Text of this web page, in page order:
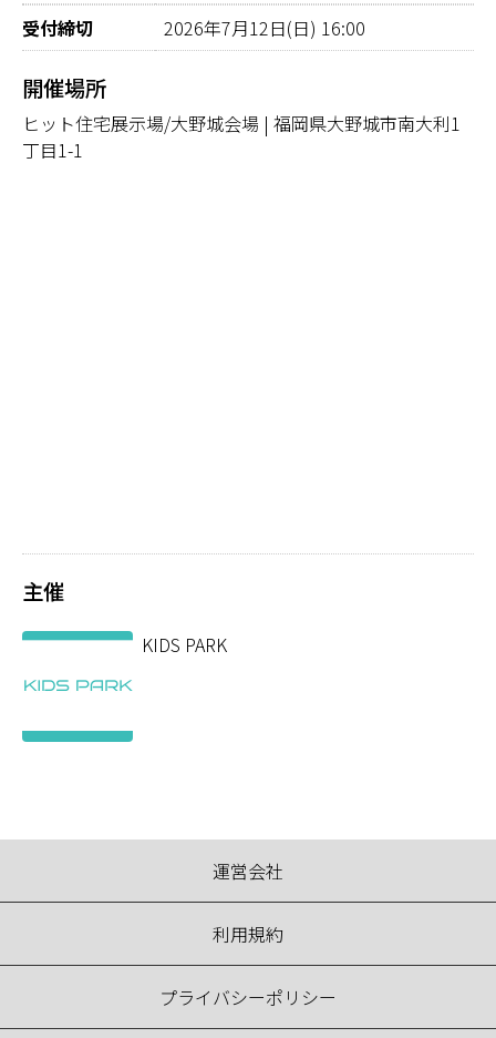
受付締切
2026年7月12日(日) 16:00
開催場所
ヒット住宅展示場/大野城会場 | 福岡県大野城市南大利1
丁目1-1
主催
KIDS PARK
運営会社
利用規約
プライバシーポリシー